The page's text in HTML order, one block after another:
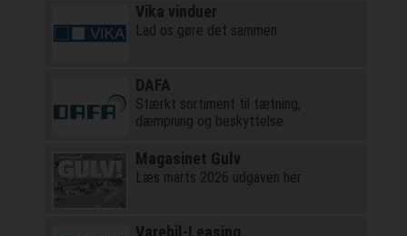
Vika vinduer
Lad os gøre det sammen
DAFA
Stærkt sortiment til tætning,
dæmpning og beskyttelse
Magasinet Gulv
Læs marts 2026 udgaven her
Varebil-Leasing